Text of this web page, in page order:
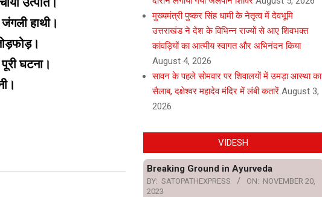
हाथी।
घटना।
मुख्यमंत्री पुष्कर सिंह धामी के नेतृत्व में देवभूमि
उत्तराखंड ने देश के विभिन्न राज्यों से आए शिवभक्त
कांवड़ियों का आत्मीय स्वागत और अभिनंदन किया
August 4, 2026
सावन के पहले सोमवार पर शिवालयों में उमड़ा आस्था का
सैलाब, दक्षेश्वर महादेव मंदिर में लंबी कतारें August 3,
2026
VIDESH
Breaking Ground in Ayurveda
BY: SATOPATHEXPRESS ON: NOVEMBER 20,
2023